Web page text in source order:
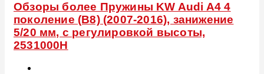
Обзоры более Пружины KW Audi A4 4
поколение (B8) (2007-2016), занижение
5/20 мм, с регулировкой высоты,
2531000H